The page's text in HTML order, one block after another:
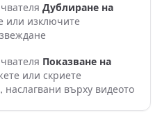
Дублиране на
или изключите
Показване на
или скриете
върху видеото